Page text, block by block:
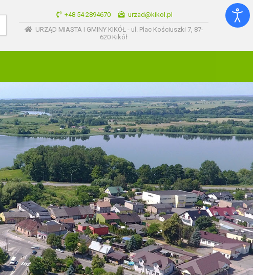
+48 54 2894670
urzad@kikol.pl
URZĄD MIASTA I GMINY KIKÓŁ - ul. Plac Kościuszki 7, 87-
620 Kikół